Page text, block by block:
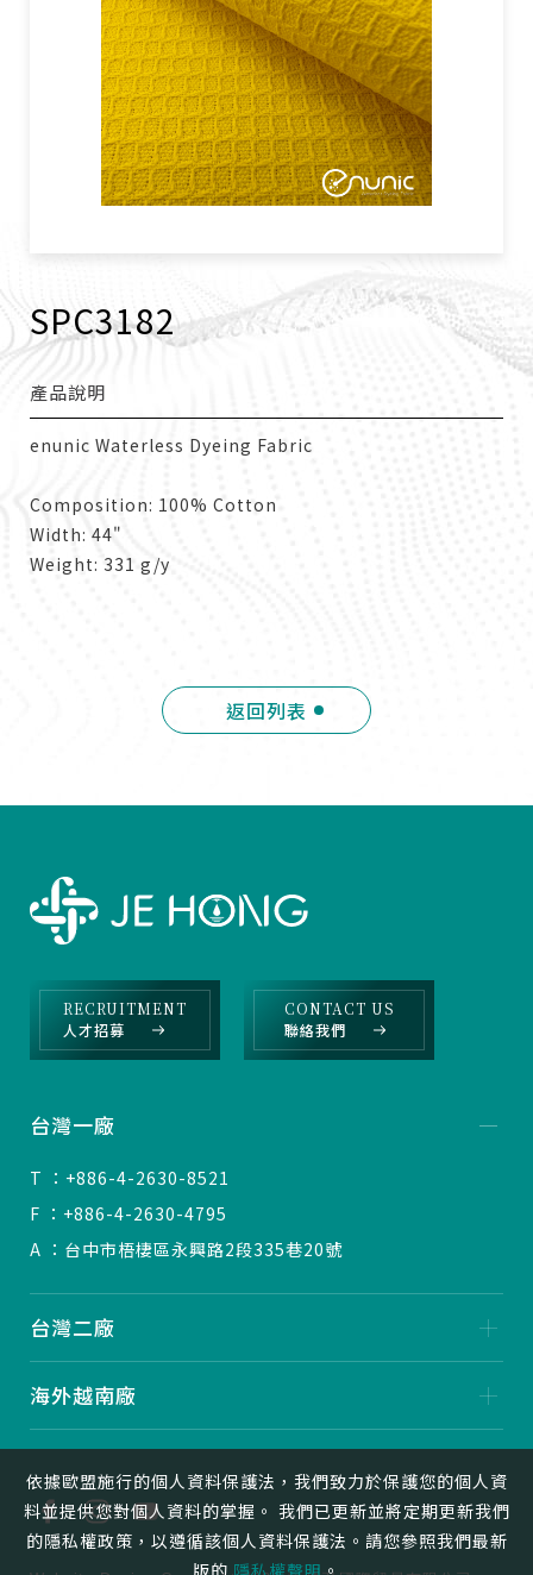
SPC3182
產品說明
enunic Waterless Dyeing Fabric
Composition: 100% Cotton
Width: 44"
Weight: 331 g/y
返回列表
RECRUITMENT
人才招募
CONTACT US
聯絡我們
台灣一廠
T ：+886-4-2630-8521
F ：+886-4-2630-4795
A ：台中市梧棲區永興路2段335巷20號
台灣二廠
海外越南廠
依據歐盟施行的個人資料保護法，我們致力於保護您的個人資
料並提供您對個人資料的掌握。 我們已更新並將定期更新我們
的隱私權政策，以遵循該個人資料保護法。請您參照我們最新
版的隱私權聲明。